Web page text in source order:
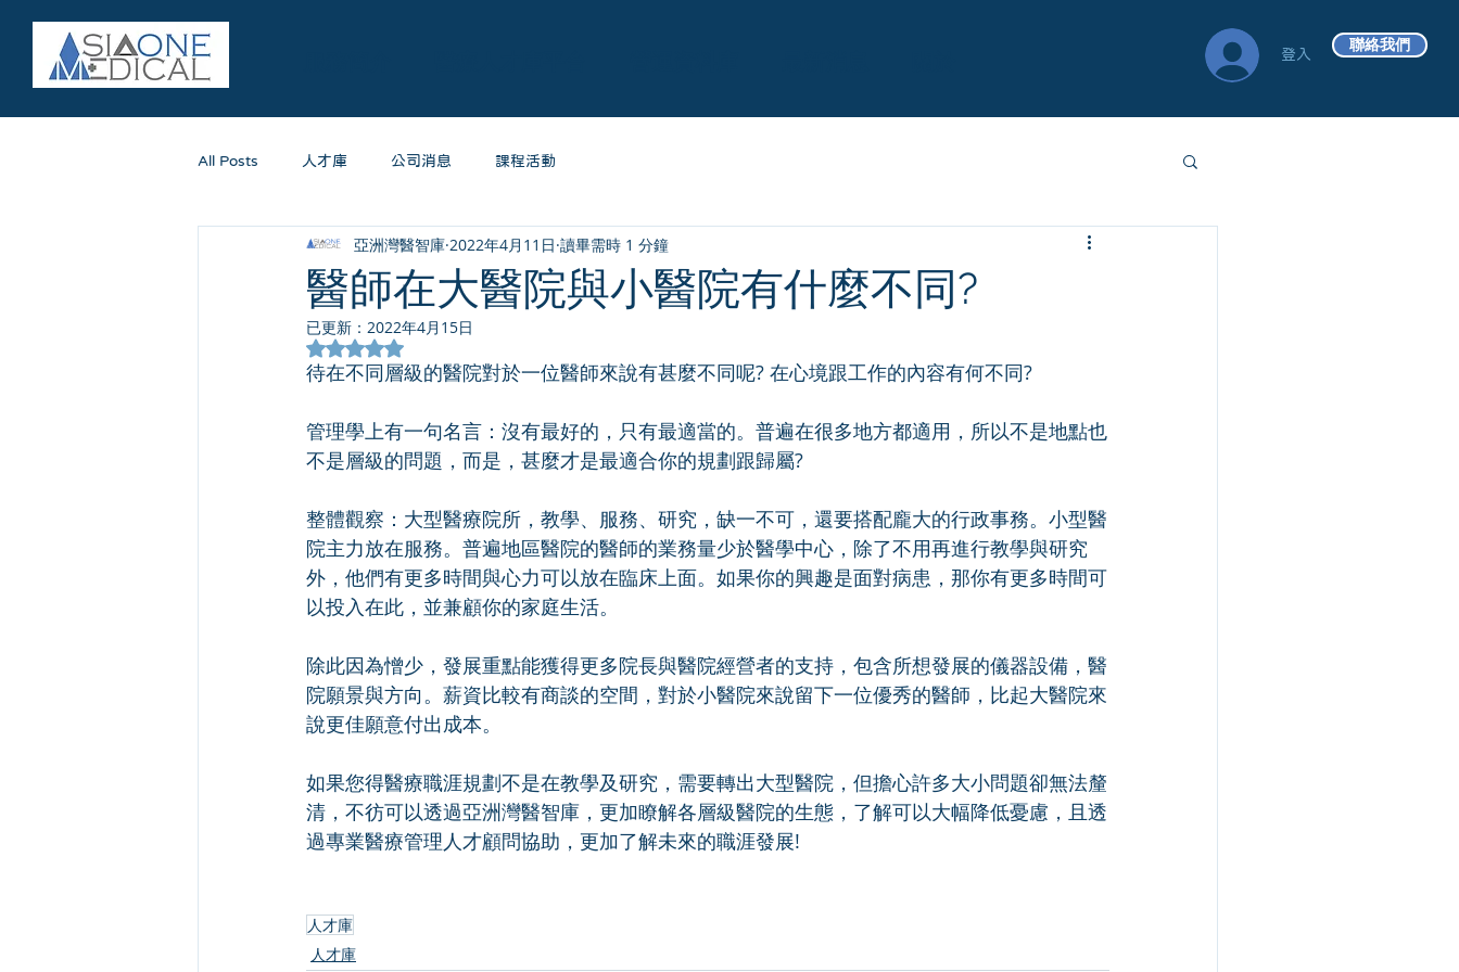
登入 聯絡我們
All Posts 人才庫 公司消息 課程活動
醫師在大醫院與小醫院有什麼不同?
亞洲灣醫智庫 2022年4月11日 讀畢需時 1 分鐘
已更新： 2022年4月15日
評等為 NaN（最高為 5 顆星）。
待在不同層級的醫院對於一位醫師來說有甚麼不同呢? 在心境跟工作的內容有何不同?
管理學上有一句名言：沒有最好的，只有最適當的。普遍在很多地方都適用，所以不是地點也
不是層級的問題，而是，甚麼才是最適合你的規劃跟歸屬?
整體觀察：大型醫療院所，教學、服務、研究，缺一不可，還要搭配龐大的行政事務。小型醫
院主力放在服務。普遍地區醫院的醫師的業務量少於醫學中心，除了不用再進行教學與研究
外，他們有更多時間與心力可以放在臨床上面。如果你的興趣是面對病患，那你有更多時間可
以投入在此，並兼顧你的家庭生活。
除此因為憎少，發展重點能獲得更多院長與醫院經營者的支持，包含所想發展的儀器設備，醫
院願景與方向。薪資比較有商談的空間，對於小醫院來說留下一位優秀的醫師，比起大醫院來
說更佳願意付出成本。
如果您得醫療職涯規劃不是在教學及研究，需要轉出大型醫院，但擔心許多大小問題卻無法釐
清，不彷可以透過亞洲灣醫智庫，更加瞭解各層級醫院的生態，了解可以大幅降低憂慮，且透
過專業醫療管理人才顧問協助，更加了解未來的職涯發展!
人才庫
人才庫